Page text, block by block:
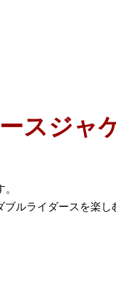
スジャ
ルライダースを楽し